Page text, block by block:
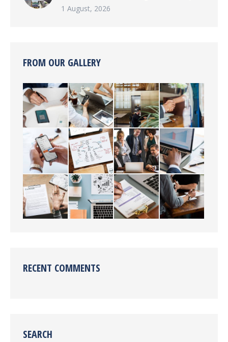
1 August, 2026
FROM OUR GALLERY
RECENT COMMENTS
SEARCH